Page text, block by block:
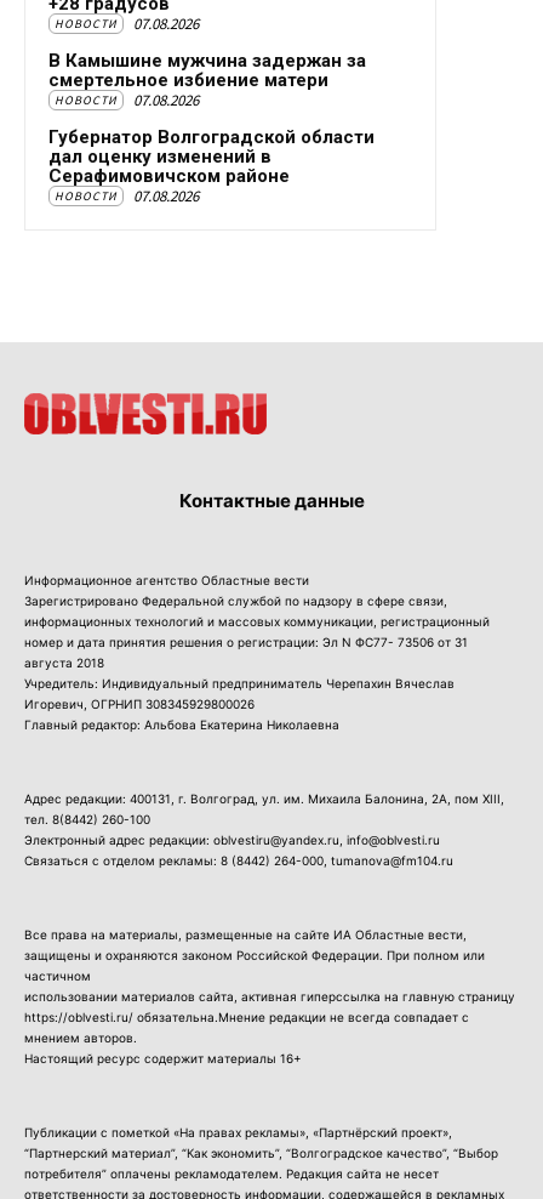
НОВОСТИ 07.08.2026
В Камышине мужчина задержан за
смертельное избиение матери
НОВОСТИ 07.08.2026
Губернатор Волгоградской области
дал оценку изменений в
Серафимовичском районе
НОВОСТИ 07.08.2026
Контактные данные
Информационное агентство Областные вести
Зарегистрировано Федеральной службой по надзору в сфере связи,
информационных технологий и массовых коммуникации, регистрационный
номер и дата принятия решения о регистрации: Эл N ФС77- 73506 от 31
августа 2018
Учредитель: Индивидуальный предприниматель Черепахин Вячеслав
Игоревич, ОГРНИП 308345929800026
Главный редактор: Альбова Екатерина Николаевна
Адрес редакции: 400131, г. Волгоград, ул. им. Михаила Балонина, 2А, пом XIII,
тел. 8(8442) 260-100
Электронный адрес редакции: oblvestiru@yandex.ru, info@oblvesti.ru
Связаться с отделом рекламы: 8 (8442) 264-000 , tumanova@fm104.ru
Все права на материалы, размещенные на сайте ИА Областные вести,
защищены и охраняются законом Российской Федерации. При полном или
частичном
использовании материалов сайта, активная гиперссылка на главную страницу
https://oblvesti.ru/ обязательна.Мнение редакции не всегда совпадает с
мнением авторов.
Настоящий ресурс содержит материалы 16+
Публикации с пометкой «На правах рекламы», «Партнёрский проект»,
“Партнерский материал”, “Как экономить”, “Волгоградское качество”, “Выбор
потребителя” оплачены рекламодателем. Редакция сайта не несет
ответственности за достоверность информации, содержащейся в рекламных